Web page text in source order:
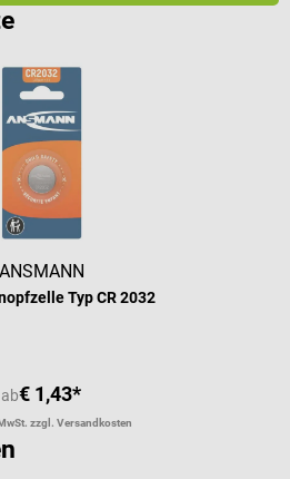
ANSMANN
Typ CR 2032
ab€ 1,43*
zzgl. Versandkosten